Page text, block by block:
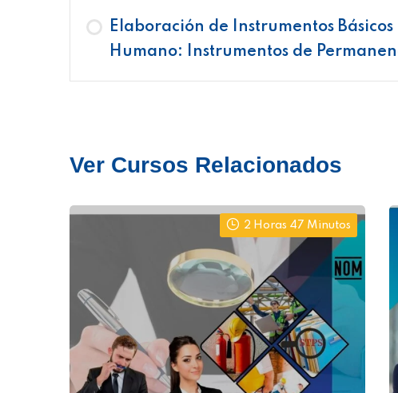
Elaboración de Instrumentos
Humano: Instrumentos de
Ver Cursos Relacionados
2 Horas 47 Minutos